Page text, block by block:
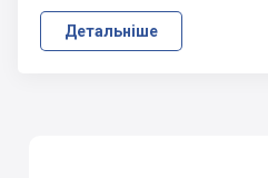
Детальніше